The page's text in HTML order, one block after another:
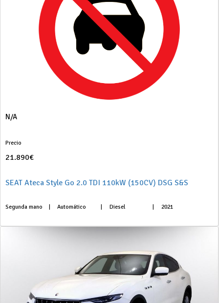
N/A
Precio
21.890€
SEAT Ateca Style Go 2.0 TDI 110kW (150CV) DSG S&S
Segunda mano Automático Diesel 2021